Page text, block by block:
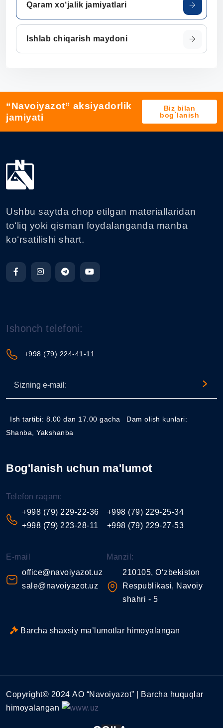
Qaram xo‘jalik jamiyatlari
Ishlab chiqarish maydoni
“Navoiyazot” aksiyadorlik
jamiyati
Biz bilan
bog`lanish
Ushbu saytda chop etilgan materiallaridan
to‘liq yoki qisman foydalanganda manba
ko‘rsatilishi shart.
Ishonch telefoni:
+998 (79) 224-41-11
Ish tartibi: 8.00 dan 17.00 gacha
Dam olish kunlari:
Shanba, Yakshanba
Bog'lanish uchun ma'lumot
Telefon raqam:
+998 (79) 229-22-36
+998 (79) 223-28-11
+998 (79) 229-25-34
+998 (79) 229-27-53
E-mail
office@navoiyazot.uz
sale@navoiyazot.uz
Manzil:
210105, O‘zbekiston
Respublikasi, Navoiy
shahri - 5
Barcha shaxsiy ma’lumotlar himoyalangan
Copyright© 2024 АО “Navoiyazot” | Barcha huquqlar
himoyalangan